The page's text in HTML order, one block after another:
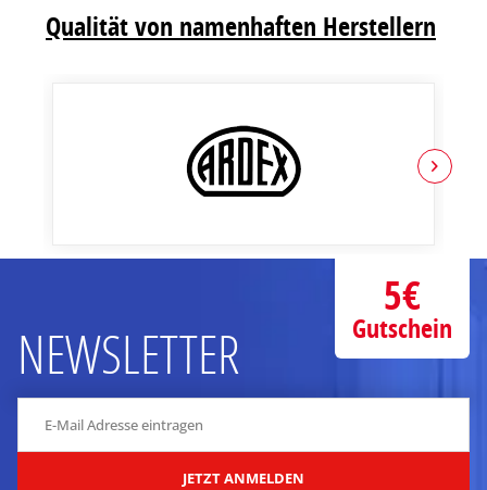
Qualität von namenhaften Herstellern
NEWSLETTER
JETZT ANMELDEN
5€
Gutschein